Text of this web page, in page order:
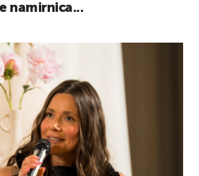
namirnica...